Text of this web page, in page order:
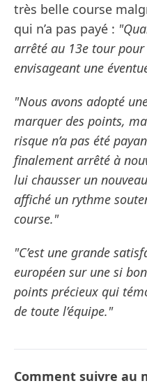
très belle course
qui n’a pas payé :
arrêté au 13e tour
envisageant une
"Nous avons adopté
marquer des points,
risque n’a pas été
finalement arrêté à
lui chausser un
affiché un rythme
course."
"C’est une grande
européen sur une si
points précieux qui
de toute l’équipe."
Comment suivre au